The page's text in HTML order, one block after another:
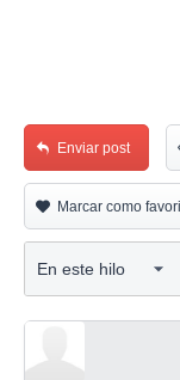
Enviar post
Marcar como